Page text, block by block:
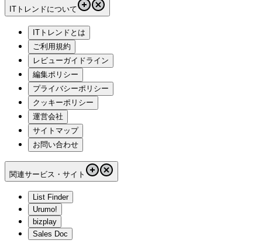
ITトレンドについて
ITトレンドとは
ご利用規約
レビューガイドライン
編集ポリシー
プライバシーポリシー
クッキーポリシー
運営会社
サイトマップ
お問い合わせ
関連サービス・サイト
List Finder
Urumo!
bizplay
Sales Doc